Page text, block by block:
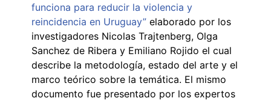
funciona para reducir la violencia y
reincidencia en Uruguay” elaborado por los
investigadores Nicolas Trajtenberg, Olga
Sanchez de Ribera y Emiliano Rojido el cual
describe la metodología, estado del arte y el
marco teórico sobre la temática. El mismo
documento fue presentado por los expertos